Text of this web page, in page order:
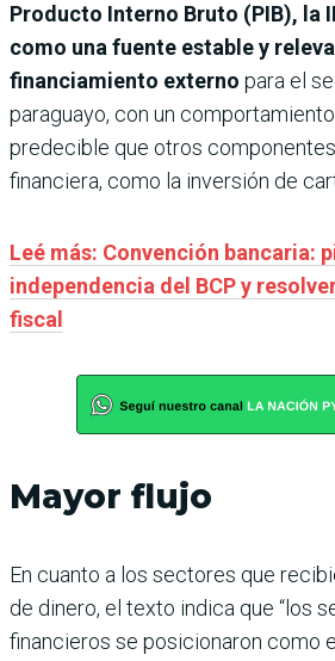
Producto Interno Bruto (PIB), la
como una fuente estable y
financiamiento externo para el
paraguayo, con un
predecible que otros
financiera, como la inversión de
Leé más: Convención bancaria:
independencia del BCP y
fiscal
Mayor flujo
En cuanto a los sectores que
de dinero, el texto indica que “los
financieros se posicionaron como